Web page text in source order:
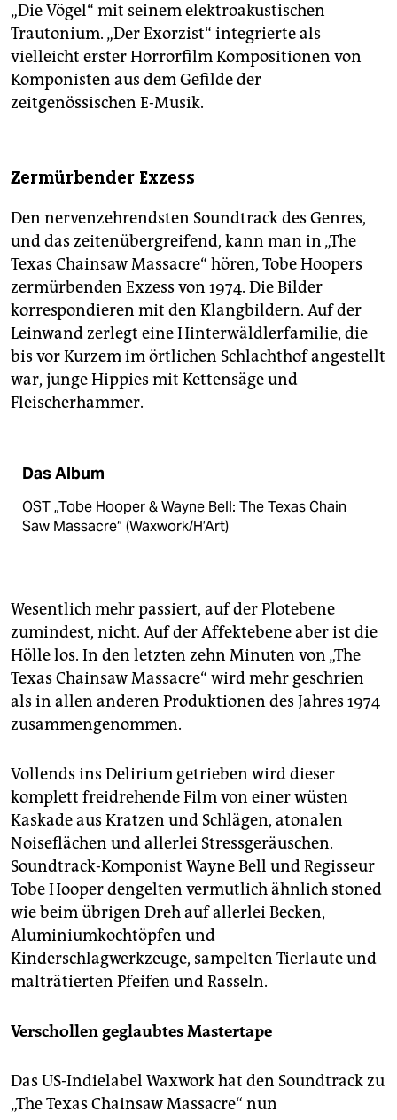
„Die Vögel“ mit seinem elektroakustischen
Trautonium. „Der Exorzist“ integrierte als
vielleicht erster Horrorfilm Kompositionen von
Komponisten aus dem Gefilde der
zeitgenössischen E-Musik.
Zermürbender Exzess
Den nervenzehrendsten Sound­track des Genres,
und das zeitenübergreifend, kann man in „The
Texas Chainsaw Massacre“ hören, Tobe Hoopers
zermürbenden Exzess von 1974. Die Bilder
korrespondieren mit den Klangbildern. Auf der
Leinwand zerlegt eine Hinterwäldlerfamilie, die
bis vor Kurzem im örtlichen Schlachthof angestellt
war, junge Hippies mit Kettensäge und
Fleischerhammer.
Das Album
OST „Tobe Hooper & Wayne Bell: The Texas Chain
Saw Massacre“ (Waxwork/H’Art)
Wesentlich mehr passiert, auf der Plotebene
zumindest, nicht. Auf der Affektebene aber ist die
Hölle los. In den letzten zehn Minuten von „The
Texas Chainsaw Massacre“ wird mehr geschrien
als in allen anderen Produktionen des Jahres 1974
zusammengenommen.
Vollends ins Delirium getrieben wird dieser
komplett freidrehende Film von einer wüsten
Kaskade aus Kratzen und Schlägen, atonalen
Noise­flächen und allerlei Stress­geräuschen.
Soundtrack-Komponist Wayne Bell und Regisseur
Tobe Hooper dengelten vermutlich ähnlich stoned
wie beim übrigen Dreh auf allerlei Becken,
Aluminiumkochtöpfen und
Kinderschlagwerkzeuge, sampelten Tierlaute und
malträtierten Pfeifen und Rasseln.
Verschollen geglaubtes Mastertape
Das US-Indielabel Waxwork hat den Soundtrack zu
„The Texas Chainsaw Massacre“ nun